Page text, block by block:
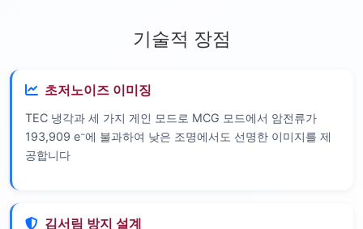
기술적 장점
초저노이즈 이미징
TEC 냉각과 세 가지 게인 모드로 MCG 모드에서 암전류가
193,909 e⁻에 불과하여 낮은 조명에서도 선명한 이미지를 제
공합니다
김서림 방지 설계